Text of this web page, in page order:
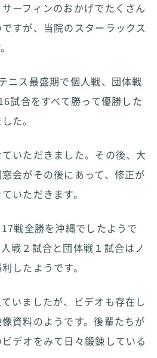
ーフィンのおかげでたくさん
すが、当院のスターラックス
ス最盛期で個人戦、団体戦
試合をすべて勝って優勝した
た。
いただきました。その後、大
会がその後にあって、修正が
いただきます。
戦全勝を沖縄でしたようで
戦２試合と団体戦１試合はノ
したようです。
いましたが、ビデオも存在し
資料のようです。後輩たちが
デオをみて日々鍛錬している